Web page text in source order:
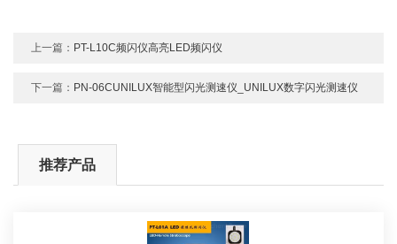
上一篇： PT-L10C频闪仪高亮LED频闪仪
下一篇： PN-06CUNILUX智能型闪光测速仪_UNILUX数字闪光测速仪
推荐产品